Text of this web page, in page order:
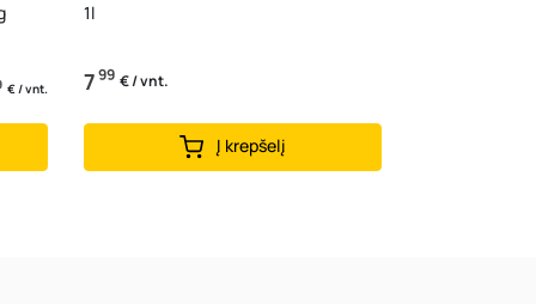
€ / vnt.
1l
799 € / vnt.
Į krepšelį